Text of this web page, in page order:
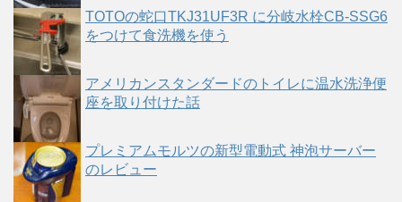
TOTOの蛇口TKJ31UF3R に分岐水栓CB-SSG6
をつけて食洗機を使う
アメリカンスタンダードのトイレに温水洗浄便
座を取り付けた話
プレミアムモルツの新型電動式 神泡サーバー
のレビュー